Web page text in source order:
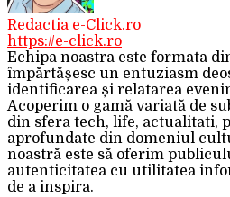
Redactia e-Click.ro
https://e-click.ro
Echipa noastra este formata
împărtășesc un entuziasm
identificarea și relatarea
Acoperim o gamă variată de
din sfera tech, life, actualitati,
aprofundate din domeniul
noastră este să oferim
autenticitatea cu utilitatea
de a inspira.